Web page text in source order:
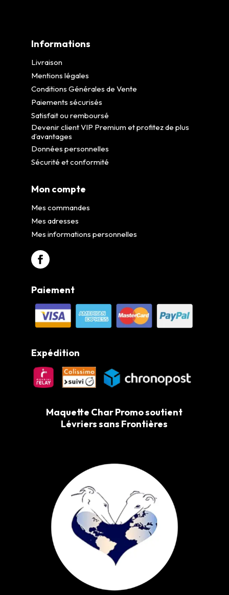
Informations
Livraison
Mentions légales
Conditions Générales de Vente
Paiements sécurisés
Satisfait ou remboursé
Devenir client VIP Premium et profitez de plus
d’avantages
Données personnelles
Sécurité et conformité
Mon compte
Mes commandes
Mes adresses
Mes informations personnelles
Paiement
Expédition
Maquette Char Promo soutient
Lévriers sans Frontières